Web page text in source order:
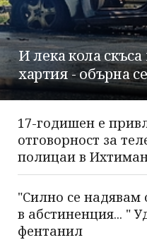
И лека кола
хартия - обърна
17-годишен е
отговорност за
полицаи в
"Силно се надявам
в абстиненция... "
фентанил